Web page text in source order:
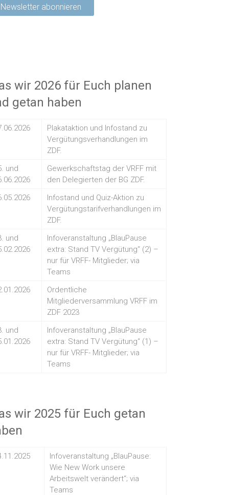
wir 2026 für Euch planen
getan haben
Plakataktion und Infostand zu
Vergütungsverhandlungen im
ZDF.
und
Gewerkschaftstag der VRFF mit
den Delegierten der BG ZDF.
Infostand und Quiz-Aktion zu
Vergütungstarifverhandlungen im
ZDF.
und
Infoveranstaltung „BlauPause
extra: Stand TV Vergütung“ (2) –
nur für VRFF- Mitglieder; via
Teams
Ordentliche
Mitgliederversammlung VRFF im
ZDF 2023
und
Infoveranstaltung „BlauPause
extra: Stand TV Vergütung“ (1) –
nur für VRFF- Mitglieder; via
Teams
wir 2025 für Euch getan
Infoveranstaltung „BlauPause:
Wie New Work unsere
Arbeitswelt verändert“; via
Teams